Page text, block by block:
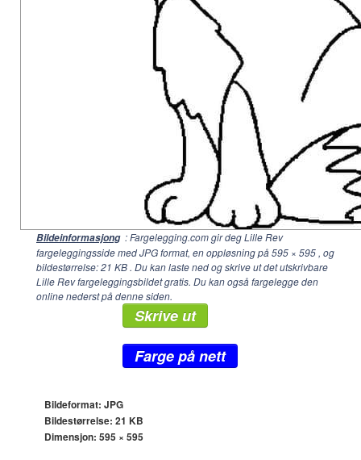
Bildeinformasjong : Fargelegging.com gir deg Lille Rev
fargeleggingsside med JPG format, en oppløsning på595 × 595 , og
bildestørrelse: 21 KB . Du kan laste ned og skrive ut det utskrivbare
Lille Rev fargeleggingsbildet gratis. Du kan også fargelegge den
online nederst på denne siden.
Skrive ut
Farge på nett
Bildeformat: JPG
Bildestørrelse: 21 KB
Dimensjon: 595 × 595